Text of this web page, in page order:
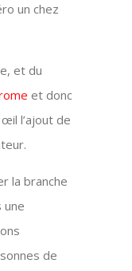
un chez
et du
et donc
l’ajout de
la branche
une
de